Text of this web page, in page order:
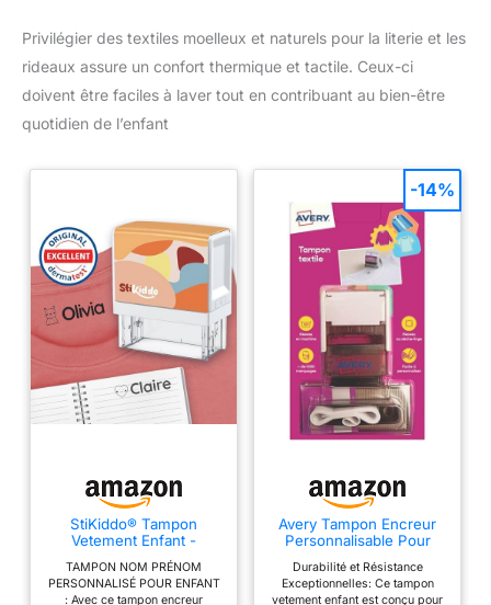
Privilégier des textiles moelleux et naturels pour la literie et les
rideaux assure un confort thermique et tactile. Ceux-ci
doivent être faciles à laver tout en contribuant au bien-être
quotidien de l’enfant
StiKiddo® Tampon
Vetement Enfant -
Tampon Personnalisable
pour Textiles et Papier -
Prénom Marqueur
TAMPON NOM PRÉNOM
PERSONNALISÉ POUR ENFANT
: Avec ce tampon encreur
Avery Tampon Encreur
Personnalisable Pour
Personnalisable 288
caractères - Résistant Au
Durabilité et Résistance
Exceptionnelles: Ce tampon
vetement enfant est conçu pour
-14%